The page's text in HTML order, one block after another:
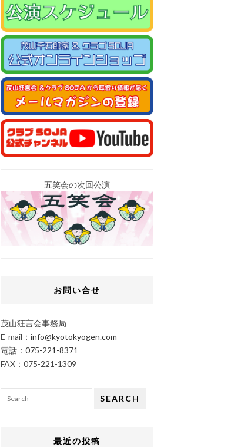
五笑会の次回公演
お問い合せ
茂山狂言会事務局
E-mail： info@kyotokyogen.com
電話： 075-221-8371
FAX：075-221-1309
SEARCH
最近の投稿